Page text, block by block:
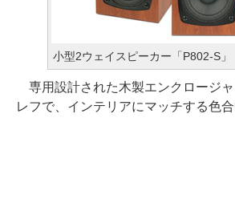
小型2ウェイスピーカー「P802-S」
専用設計された木製エンクロージ
レフで、インテリアにマッチする色合